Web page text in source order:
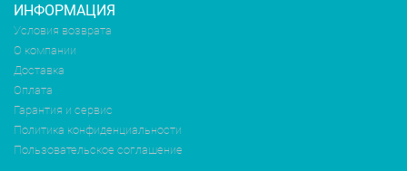
ИНФОРМАЦИЯ
Условия возврата
О компании
Доставка
Оплата
Гарантия и сервис
Политика конфиденциальности
Пользовательское соглашение